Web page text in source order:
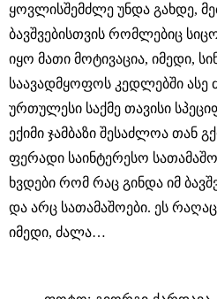
ყოვლისშემძლე უნდა გახდე,
ბავშვებისთვის რომლებიც
იყო მათი მოტივაცია, იმედი,
საავადმყოფოს კედლებში ასე
ურთულესი საქმე თავისი
ექიმი ჯამბაზი შესაძლოა თან
ფერადი საინტერესო
ხვდები რომ რაც გინდა იმ
და არც სათამაშოები. ეს რაღაც
იმედი, ძალა…